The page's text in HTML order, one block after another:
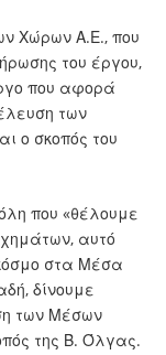
Χώρων Α.Ε., που
του έργου,
που αφορά
των
ο σκοπός του
που «θέλουμε
αυτό
στα Μέσα
δίνουμε
των Μέσων
της Β. Όλγας.